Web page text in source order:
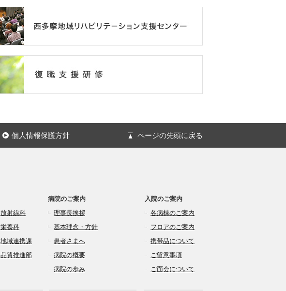
個人情報保護方針 ページの先頭に戻る
放射線科
栄養科
地域連携課
品質推進部
病院のご案内
理事長挨拶
基本理念・方針
患者さまへ
病院の概要
病院の歩み
入院のご案内
各病棟のご案内
フロアのご案内
携帯品について
ご留意事項
ご面会について